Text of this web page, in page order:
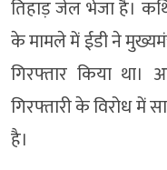
तिहाड़ जेल भेजा है।
के मामले में ईडी ने
गिरफ्तार किया
गिरफ्तारी के विरोध में
है।